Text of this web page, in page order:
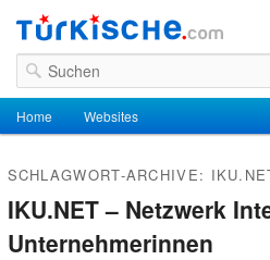
Suchen
Hauptmenü
Zum Inhalt wechseln
Zum sekundären Inhalt wechseln
Home Websites
SCHLAGWORT-ARCHIVE:
IKU.NET – Netzwerk
Unternehmerinnen